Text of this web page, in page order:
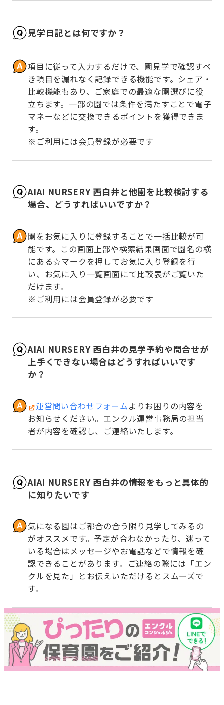
見学日記とは何ですか？
項目に従って入力するだけで、園見学で確認すべ
き項目を漏れなく記録できる機能です。シェア・
比較機能もあり、ご家庭での最適な園選びに役
立ちます。一部の園では条件を満たすことで電子
マネーなどに交換できるポイントを獲得できま
す。
※ご利用には会員登録が必要です
AIAI NURSERY 西白井と他園を比較検討する
場合、どうすればいいですか？
園をお気に入りに登録することで一括比較が可
能です。この画面上部や検索結果画面で園名の横
にある☆マークを押してお気に入り登録を行
い、お気に入り一覧画面にて比較表がご覧いた
だけます。
※ご利用には会員登録が必要です
AIAI NURSERY 西白井の見学予約や問合せが
上手くできない場合はどうすればいいです
か？
運営問い合わせフォームよりお困りの内容を
お知らせください。エンクル運営事務局の担当
者が内容を確認し、ご連絡いたします。
AIAI NURSERY 西白井の情報をもっと具体的
に知りたいです
気になる園はご都合の合う限り見学してみるの
がオススメです。予定が合わなかったり、迷って
いる場合はメッセージやお電話などで情報を確
認できることがあります。ご連絡の際には「エン
クルを見た」とお伝えいただけるとスムーズで
す。